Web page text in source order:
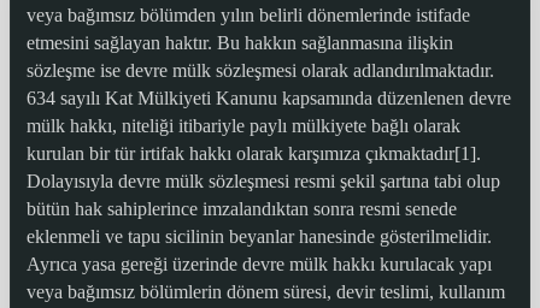
veya bağımsız bölümden yılın belirli dönemlerinde istifade
etmesini sağlayan haktır. Bu hakkın sağlanmasına ilişkin
sözleşme ise devre mülk sözleşmesi olarak adlandırılmaktadır.
634 sayılı Kat Mülkiyeti Kanunu kapsamında düzenlenen devre
mülk hakkı, niteliği itibariyle paylı mülkiyete bağlı olarak
kurulan bir tür irtifak hakkı olarak karşımıza çıkmaktadır[1].
Dolayısıyla devre mülk sözleşmesi resmi şekil şartına tabi olup
bütün hak sahiplerince imzalandıktan sonra resmi senede
eklenmeli ve tapu sicilinin beyanlar hanesinde gösterilmelidir.
Ayrıca yasa gereği üzerinde devre mülk hakkı kurulacak yapı
veya bağımsız bölümlerin dönem süresi, devir teslimi, kullanım